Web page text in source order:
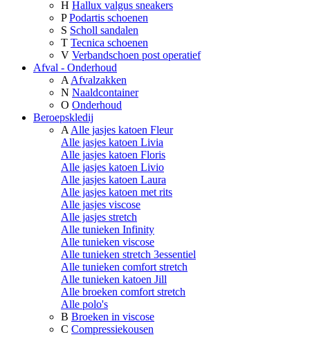
H Hallux valgus sneakers
P Podartis schoenen
S Scholl sandalen
T Tecnica schoenen
V Verbandschoen post operatief
Afval - Onderhoud
A Afvalzakken
N Naaldcontainer
O Onderhoud
Beroepskledij
A Alle jasjes katoen Fleur
Alle jasjes katoen Livia
Alle jasjes katoen Floris
Alle jasjes katoen Livio
Alle jasjes katoen Laura
Alle jasjes katoen met rits
Alle jasjes viscose
Alle jasjes stretch
Alle tunieken Infinity
Alle tunieken viscose
Alle tunieken stretch 3essentiel
Alle tunieken comfort stretch
Alle tunieken katoen Jill
Alle broeken comfort stretch
Alle polo's
B Broeken in viscose
C Compressiekousen